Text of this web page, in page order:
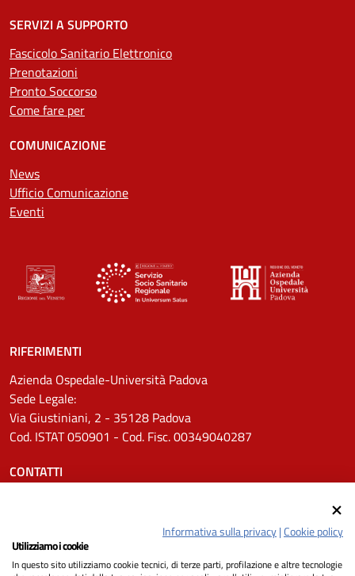
SERVIZI A SUPPORTO
Fascicolo Sanitario Elettronico
Prenotazioni
Pronto Soccorso
Come fare per
COMUNICAZIONE
News
Ufficio Comunicazione
Eventi
RIFERIMENTI
Azienda Ospedale-Università Padova
Sede Legale:
Via Giustiniani, 2 - 35128 Padova
Cod. ISTAT 050901 - Cod. Fisc. 00349040287
CONTATTI
Pec: protocollo.aopd@pecveneto.itInformativa sulla privacy|Cookie policy
Utilizziamo i cookie
In questo sito utilizziamo cookie tecnici, di terze parti, profilazione e altre tecnologie